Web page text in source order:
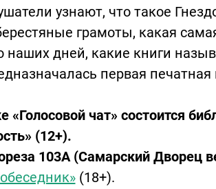
узнают, что такое
грамоты, какая
дней, какие книги
первая печатная
чат» состоится
(12+).
103А (Самарский Дворец
(18+).